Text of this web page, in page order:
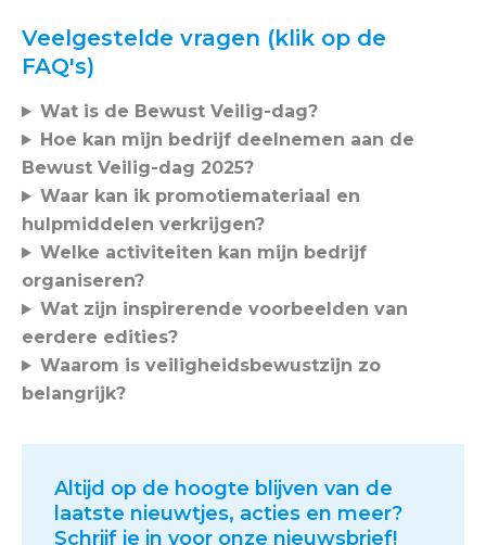
Veelgestelde vragen (klik op de
FAQ's)
Wat is de Bewust Veilig-dag?
Hoe kan mijn bedrijf deelnemen aan de
Bewust Veilig-dag 2025?
Waar kan ik promotiemateriaal en
hulpmiddelen verkrijgen?
Welke activiteiten kan mijn bedrijf
organiseren?
Wat zijn inspirerende voorbeelden van
eerdere edities?
Waarom is veiligheidsbewustzijn zo
belangrijk?
Altijd op de hoogte blijven van de
laatste nieuwtjes, acties en meer?
Schrijf je in voor onze nieuwsbrief!